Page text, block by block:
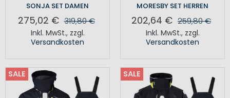
SONJA SET DAMEN
275,02 € 319,80 €
Inkl. MwSt., zzgl.
Versandkosten
MORESBY SET HERREN
202,64 € 259,80 €
Inkl. MwSt., zzgl.
Versandkosten
SALE SALE